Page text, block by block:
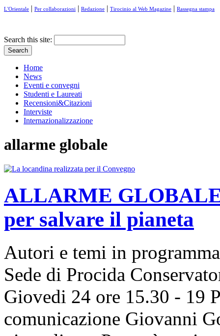
L'Orientale | Per collaborazioni | Redazione | Tirocinio al Web Magazine | Rassegna stampa
Search this site:
Home
News
Eventi e convegni
Studenti e Laureati
Recensioni&Citazioni
Interviste
Internazionalizzazione
allarme globale
ALLARME GLOBALE
per salvare il pianeta
Autori e temi in
Sede di Procida
Giovedi 24 ore 15.30 - 19
comunicazione Giovanni